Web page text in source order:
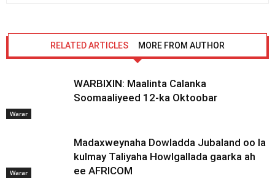
RELATED ARTICLES MORE FROM AUTHOR
Warar
WARBIXIN: Maalinta Calanka
Soomaaliyeed 12-ka Oktoobar
Warar
Madaxweynaha Dowladda Jubaland oo la
kulmay Taliyaha Howlgallada gaarka ah
ee AFRICOM